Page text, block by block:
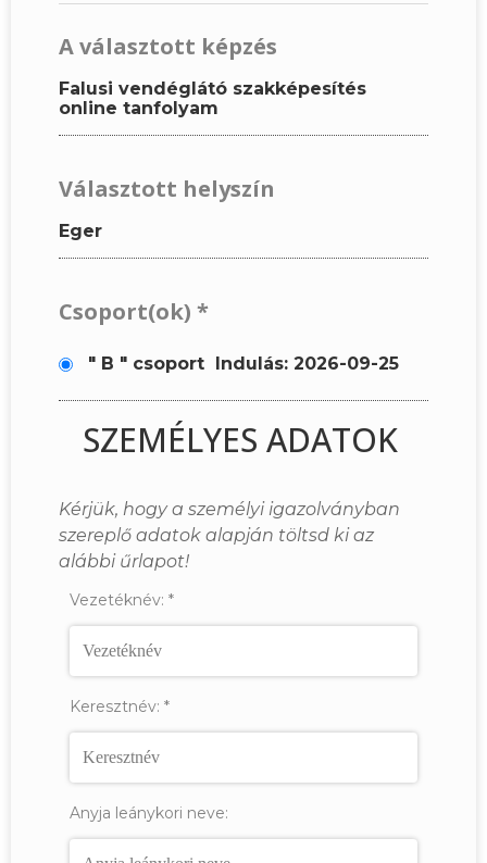
A választott képzés
Falusi vendéglátó szakképesítés
online tanfolyam
Választott helyszín
Eger
Csoport(ok) *
" B " csoport Indulás: 2026-09-25
SZEMÉLYES ADATOK
Kérjük, hogy a személyi igazolványban
szereplő adatok alapján töltsd ki az
alábbi űrlapot!
Vezetéknév: *
Keresztnév: *
Anyja leánykori neve: